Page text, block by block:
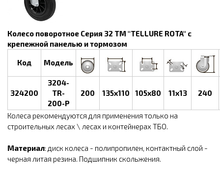
Колесо поворотное Серия 32 ТМ "TELLURE ROTA" с
крепежной панелью и тормозом
Код Модель
324200
3204-
TR-
200-P
200 135x110 105x80 11x13 240
Колеса рекомендуются для применения только на
строительных лесах \ лесах и контейнерах ТБО.
Материал: диск колеса - полипропилен, контактный слой -
черная литая резина. Подшипник скольжения.